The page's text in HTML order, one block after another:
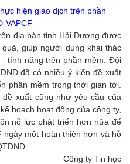
hiện giao dịch trên phần
VAPCF
địa bàn tỉnh Hải Dương được
giúp người dùng khai thác
tính năng trên phần mềm. Đội
đã có nhiều ý kiến đề xuất
phần mềm trong thời gian tới.
xuất cũng như yêu cầu của
hoạch hoạt động của công ty,
nỗ lực phát triển hơn nữa để
ngày một hoàn thiện hơn và hỗ
Công ty Tin học